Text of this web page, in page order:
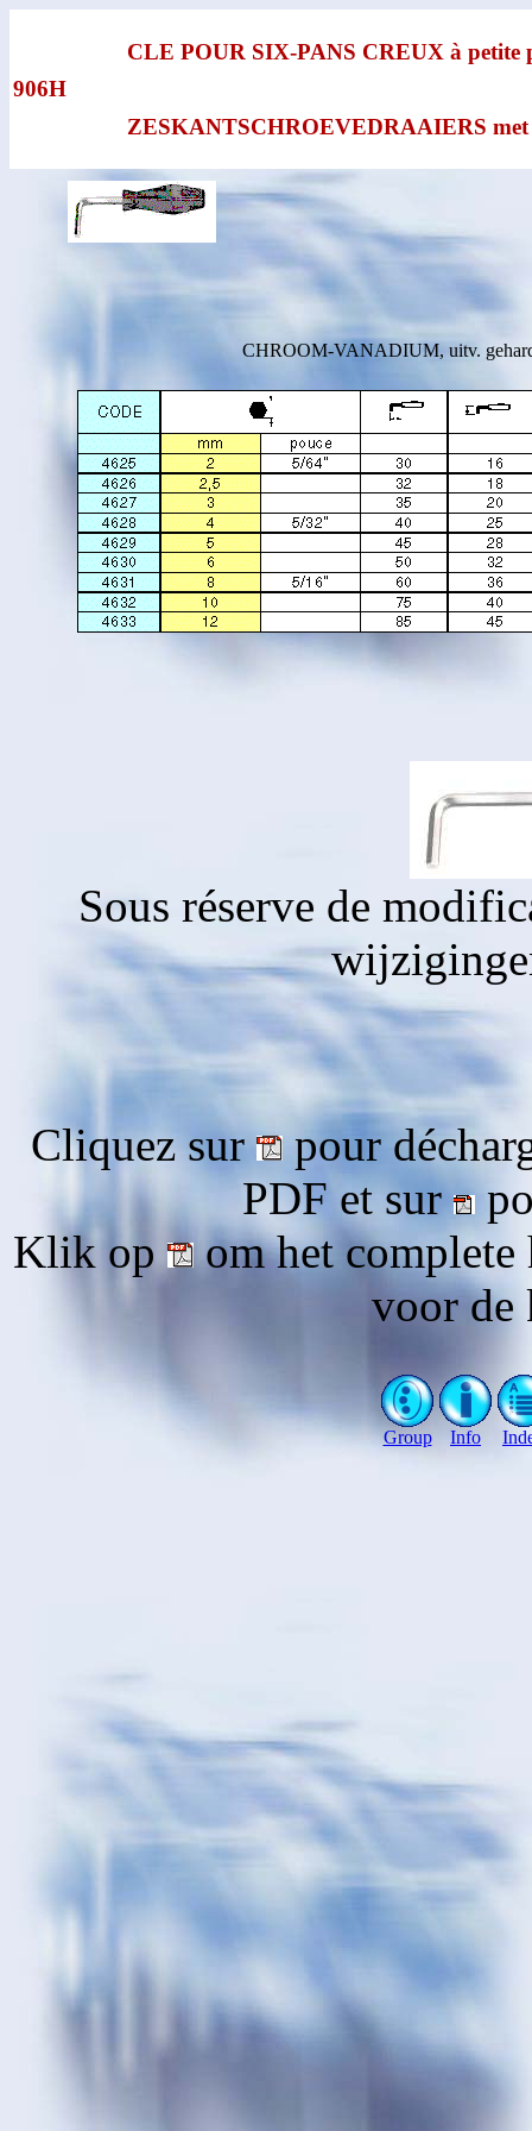
906H
CLE POUR SIX-PANS CREUX à petite
ZESKANTSCHROEVEDRAAIERS met
CHROOM-VANADIUM, uitv.
Sous réserve de
Cliquez sur pour
PDF et sur
Klik op
om het complete
voor de
Group Info